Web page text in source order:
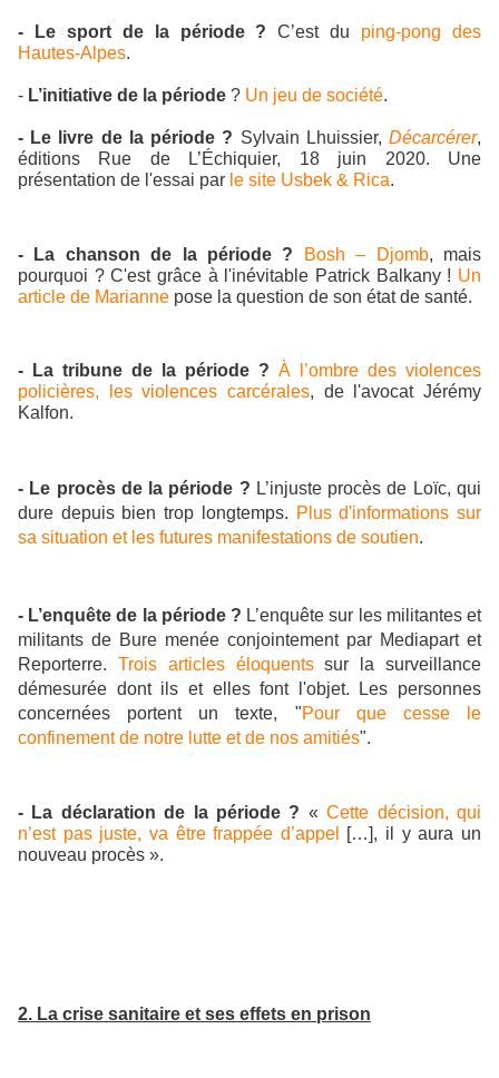
- Le sport de la période ? C’est du ping-pong des
Hautes-Alpes.
- L’initiative de la période ? Un jeu de société.
- Le livre de la période ? Sylvain Lhuissier,Décarcérer,
éditions Rue de L’Échiquier, 18 juin 2020. Une
présentation de l'essai par le site Usbek & Rica.
- La chanson de la période ? Bosh – Djomb, mais
pourquoi ? C'est grâce à l'inévitable Patrick Balkany ! Un
article de Marianne pose la question de son état de santé.
- La tribune de la période ? À l’ombre des violences
policières, les violences carcérales, de l'avocat Jérémy
Kalfon.
- Le procès de la période ? L’injuste procès de Loïc, qui
dure depuis bien trop longtemps. Plus d'informations sur
sa situation et les futures manifestations de soutien.
- L’enquête de la période ? L’enquête sur les militantes et
militants de Bure menée conjointement par Mediapart et
Reporterre.
Trois articles éloquentssur la surveillance
démesurée dont ils et elles font l'objet. Les personnes
concernées portent un texte, "Pour que cesse le
confinement de notre lutte et de nos amitiés".
- La déclaration de la période ? «Cette décision, qui
n’est pas juste, va être frappée d’appel
[…], il y aura un
nouveau procès ».
2. La crise sanitaire et ses effets en prison